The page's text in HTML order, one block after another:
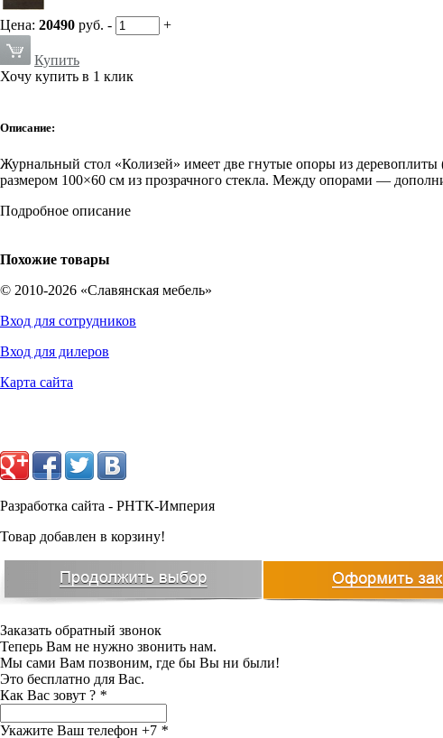
Цена: 20490 руб. - +
Купить
Хочу купить в 1 клик
Описание:
Журнальный стол «Колизей» имеет две гнутые опоры из
размером 100×60 см из прозрачного стекла. Между опорами —
Подробное описание
Похожие товары
© 2010-2026 «Славянская мебель»
Вход для сотрудников
Вход для дилеров
Карта сайта
Разработка сайта - РНТК-Империя
Товар добавлен в корзину!
Заказать обратный звонок
Теперь Вам не нужно звонить нам.
Мы сами Вам позвоним, где бы Вы ни были!
Это бесплатно для Вас.
Как Вас зовут ? *
Укажите Ваш телефон +7 *